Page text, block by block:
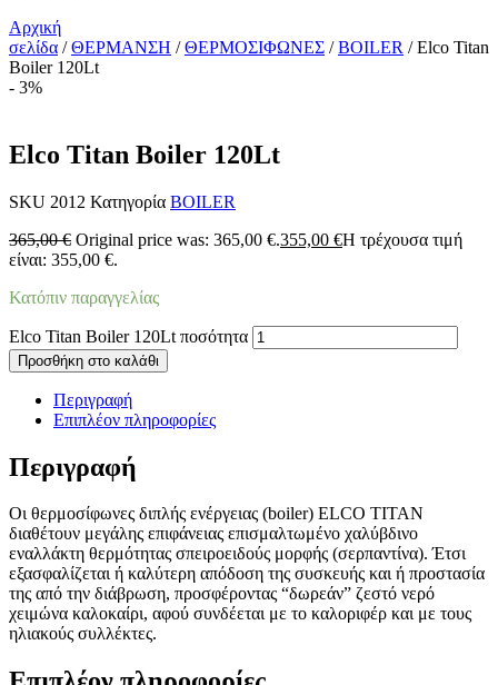
Αρχική
σελίδα /ΘΕΡΜΑΝΣΗ /ΘΕΡΜΟΣΙΦΩΝΕΣ /BOILER / Elco Titan
Boiler 120Lt
- 3%
Elco Titan Boiler 120Lt
SKU 2012 Κατηγορία BOILER
365,00€ Original price was: 365,00 €.355,00 €Η τρέχουσα τιμή
είναι: 355,00 €.
Κατόπιν παραγγελίας
Elco Titan Boiler 120Lt ποσότητα
Προσθήκη στο καλάθι
Περιγραφή
Επιπλέον πληροφορίες
Περιγραφή
Οι θερμοσίφωνες διπλής ενέργειας (boiler) ELCO TITAN
διαθέτουν μεγάλης επιφάνειας επισμαλτωμένο χαλύβδινο
εναλλάκτη θερμότητας σπειροειδούς μορφής (σερπαντίνα). Έτσι
εξασφαλίζεται ή καλύτερη απόδοση της συσκευής και ή προστασία
της από την διάβρωση, προσφέροντας “δωρεάν” ζεστό νερό
χειμώνα καλοκαίρι, αφού συνδέεται με το καλοριφέρ και με τους
ηλιακούς συλλέκτες.